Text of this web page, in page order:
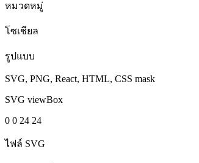
หมวดหมู่
โซเชียล
รูปแบบ
SVG, PNG, React, HTML, CSS mask
SVG viewBox
0 0 24 24
ไฟล์ SVG